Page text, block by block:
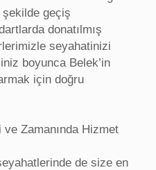
geçiş
donatılmış
seyahatinizi
boyunca Belek’in
için doğru
Zamanında Hizmet
de size en